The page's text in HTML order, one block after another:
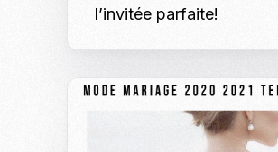
l’invitée parfaite!